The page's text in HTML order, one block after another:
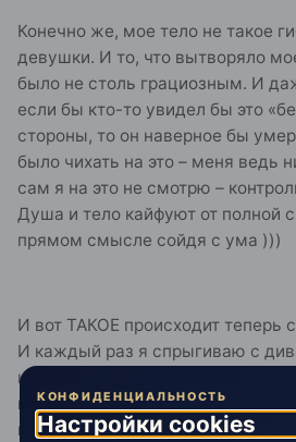
Конечно же, мое тело не такое
девушки. И то, что вытворяло
было не столь грациозным. И
если бы кто-то увидел бы это
стороны, то он наверное бы
было чихать на это – меня ведь
сам я на это не смотрю –
Душа и тело кайфуют от полной
прямом смысле сойдя с ума )))
И вот ТАКОЕ происходит теперь
И каждый раз я спрыгиваю с
интересом. Ведь я каждый раз
меня сегодня ждет – тело
новый танец.
КОНФИДЕНЦИАЛЬНОСТЬ
Настройки cookies